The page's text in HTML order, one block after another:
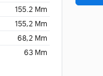
155.2 Mm
155,2 Mm
68,2 Mm
63 Mm